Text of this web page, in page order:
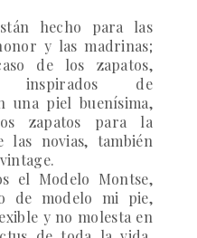
hecho para las
y las madrinas;
de los zapatos,
inspirados de
una piel buenísima,
zapatos para la
las novias, también
el Modelo Montse,
de modelo mi pie,
y no molesta en